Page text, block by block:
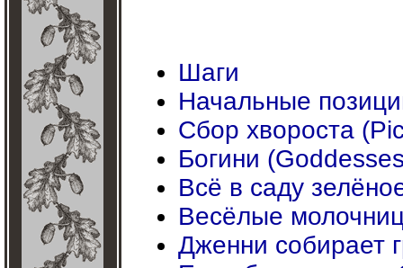
Шаги
Начальные
Сбор хвороста
Богини
Всё в саду
Весёлые
Дженни собирает